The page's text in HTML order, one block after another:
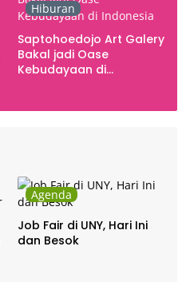
Hiburan
Saptohoedojo Art Galery
Bakal jadi Oase
Kebudayaan di
Agenda
Job Fair di UNY, Hari Ini
dan Besok